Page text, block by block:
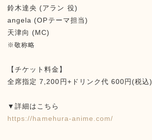
鈴木達央 (アラン 役)
angela (OPテーマ担当)
天津向 (MC)
※敬称略
【チケット料金】
全席指定 7,200円+ドリンク代 600円(税込)
▼詳細はこちら
https://hamehura-anime.com/